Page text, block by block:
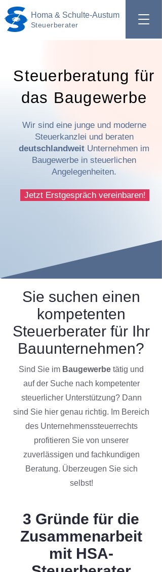
Homa & Schulte-Austum
Steuerberater
Steuerberatung für
das Baugewerbe
Wir sind eine junge und moderne
Steuerkanzlei und beraten
deutschlandweit Unternehmen im
Baugewerbe in steuerlichen
Angelegenheiten.
Jetzt Erstgespräch vereinbaren!
Sie suchen einen
kompetenten
Steuerberater für Ihr
Bauunternehmen?
Sind Sie im Baugewerbe tätig und
auf der Suche nach kompetenter
steuerlicher Unterstützung? Dann
sind Sie hier genau richtig. Im Bereich
des Unternehmenssteuerrechts
profitieren Sie von unserer
zuverlässigen und fachkundigen
Beratung. Überzeugen Sie sich
selbst!
3 Gründe für die
Zusammenarbeit
mit HSA-